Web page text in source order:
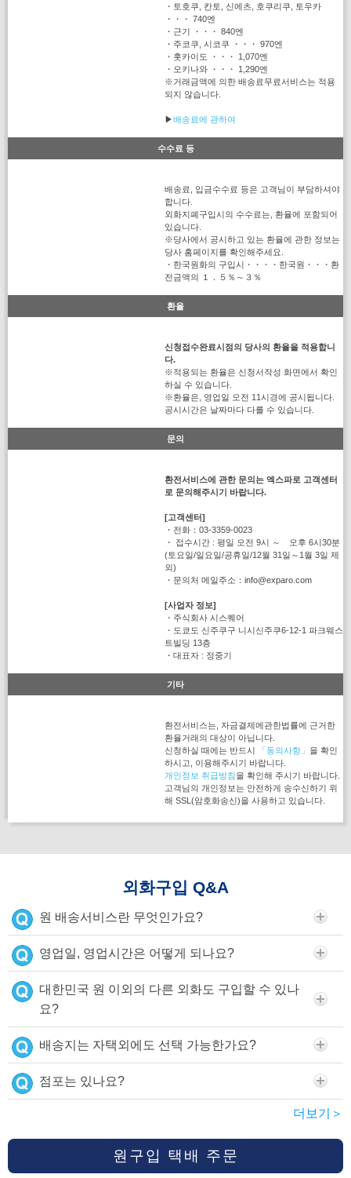
・토호쿠, 칸토, 신에츠, 호쿠리쿠, 토우카
・・・ 740엔
・근기 ・・・ 840엔
・주코쿠, 시코쿠 ・・・ 970엔
・홋카이도 ・・・ 1,070엔
・오키나와 ・・・ 1,290엔
※거래금액에 의한 배송료무료서비스는 적용
되지 않습니다.
▶배송료에 관하여
수수료 등
배송료, 입금수수료 등은 고객님이 부담하셔야
합니다.
외화지폐구입시의 수수료는, 환율에 포함되어
있습니다.
※당사에서 공시하고 있는 환율에 관한 정보는
당사 홈페이지를 확인해주세요.
・한국원화의 구입시・・・・한국원・・・환
전금액의 １．５％～３％
환율
신청접수완료시점의 당사의 환율을 적용합니
다.
※적용되는 환율은 신청서작성 화면에서 확인
하실 수 있습니다.
※환율은, 영업일 오전 11시경에 공시됩니다.
공시시간은 날짜마다 다를 수 있습니다.
문의
환전서비스에 관한 문의는 엑스파로 고객센터
로 문의해주시기 바랍니다.
[고객센터]
・전화：03-3359-0023
・ 접수시간 : 평일 오전 9시 ～ 오후 6시30분
(토요일/일요일/공휴일/12월 31일～1월 3일 제
외)
・문의처 메일주소：info@exparo.com
[사업자 정보]
・주식회사 시스퀘어
・도쿄도 신주쿠구 니시신주쿠6-12-1 파크웨스
트빌딩 13층
・대표자 : 정중기
기타
환전서비스는, 자금결제에관한법률에 근거한
환율거래의 대상이 아닙니다.
신청하실 때에는 반드시
「동의사항」 을 확인
하시고, 이용해주시기 바랍니다.
개인정보 취급방침을 확인해 주시기 바랍니다.
고객님의 개인정보는 안전하게 송수신하기 위
해 SSL(암호화송신)을 사용하고 있습니다.
외화구입 Q&A
원 배송서비스란 무엇인가요?
영업일, 영업시간은 어떻게 되나요?
대한민국 원 이외의 다른 외화도 구입할 수 있나
요?
배송지는 자택외에도 선택 가능한가요?
점포는 있나요?
더보기＞
원구입 택배 주문